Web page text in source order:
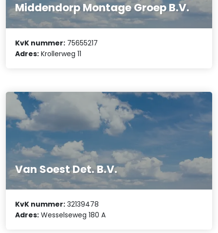
Middendorp Montage Groep B.V.
KvK nummer: 75655217
Adres: Krollerweg 11
Van Soest Det. B.V.
KvK nummer: 32139478
Adres: Wesselseweg 180 A